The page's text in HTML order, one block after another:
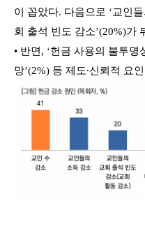
이 꼽았다. 다음으로 ‘교인
회 출석 빈도 감소’(20%)가
• 반면, ‘헌금 사용의 불투명
망’(2%) 등 제도∙신뢰적 요